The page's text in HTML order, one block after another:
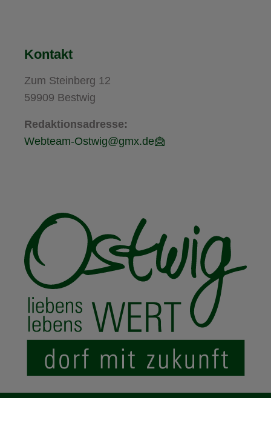
Kontakt
Zum Steinberg 12
59909 Bestwig
Redaktionsadresse:
Webteam-Ostwig@gmx.de